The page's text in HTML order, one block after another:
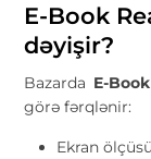
E-Book
dəyişir?
Bazarda E-
görə fərqlənir:
Ekran ölçüsü